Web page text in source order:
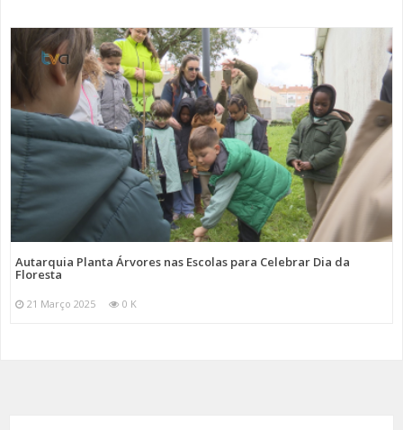
Autarquia Planta Árvores nas Escolas para Celebrar Dia da
Floresta
21 Março 2025 0 K